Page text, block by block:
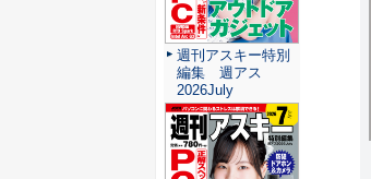
週刊アスキー特別
編集 週アス
2026July